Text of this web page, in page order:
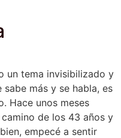
un tema invisibilizado y
más y se habla, es
Hace unos meses
de los 43 años y
empecé a sentir